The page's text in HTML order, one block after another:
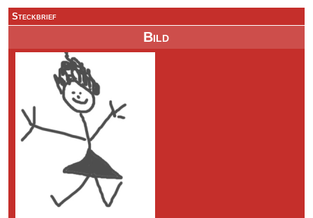
Bild
Steckbrief